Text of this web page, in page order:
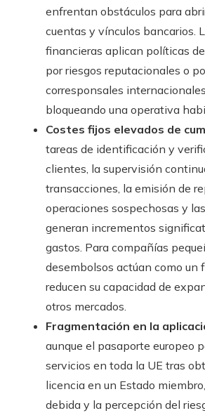
enfrentan obstáculos para
cuentas y vínculos bancarios.
financieras aplican políticas
por riesgos reputacionales o
corresponsales
bloqueando una operativa
Costes fijos elevados de
tareas de identificación y
clientes, la supervisión
transacciones, la emisión de
operaciones sospechosas y
generan incrementos
gastos. Para compañías
desembolsos actúan como un
reducen su capacidad de
otros mercados.
Fragmentación en la
aunque el pasaporte europeo
servicios en toda la UE tras
licencia en un Estado
debida y la percepción del